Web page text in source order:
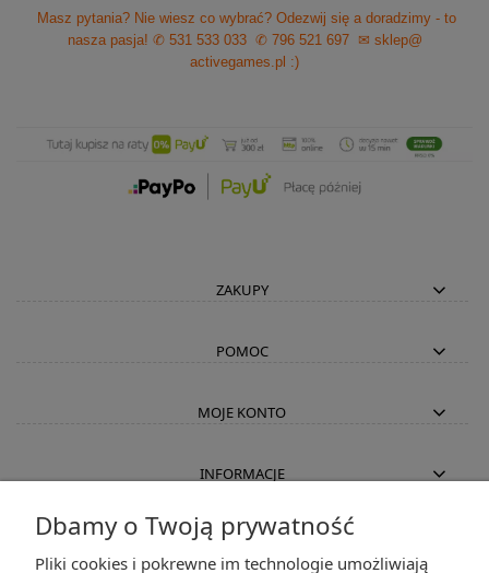
Masz pytania? Nie wiesz co wybrać? Odezwij się a doradzimy - to
nasza pasja! ✆ 531 533 033 ✆ 796 521 697
✉ sklep@
activegames.pl :)
ZAKUPY
POMOC
MOJE KONTO
INFORMACJE
Dbamy o Twoją prywatność
Pliki cookies i pokrewne im technologie umożliwiają